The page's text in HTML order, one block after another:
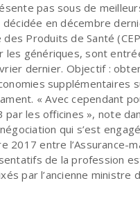
pas sous de
en décembre
Produits de Santé
les génériques, sont
dernier. Objectif :
supplémentaires
« Avec cependant
par les officines », note
qui s’est
2017 entre l’Assurance-
de la profession
par l’ancienne ministre